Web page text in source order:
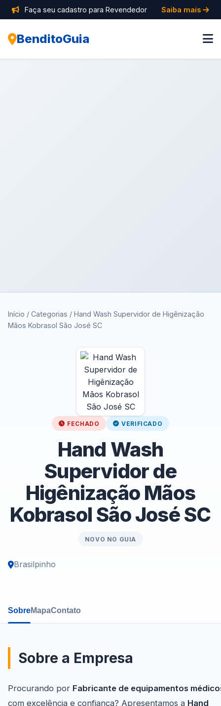
Faça seu cadastro para Revendedor Saiba mais
BenditoGuia
Início / Categorias / Hand Wash Supervidor de Higênização
Mãos Kobrasol São José SC
FECHADO VERIFICADO
Hand Wash
Supervidor de
Higênização Mãos
Kobrasol São José SC
NOVO NO GUIA
Brasilpinho
SobreMapaContato
Sobre a Empresa
Procurando por Fabricante de equipamentos
com excelência e confiança? Apresentamos a Hand